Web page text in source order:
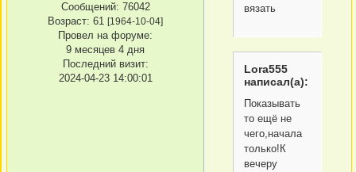
Сообщений: 76042
Возраст: 61 [1964-10-04]
Провел на форуме:
9 месяцев 4 дня
Последний визит:
2024-04-23 14:00:01
вязать
Lora555
написал(а):
Показывать
то ещё не
чего,начала
только!К
вечеру